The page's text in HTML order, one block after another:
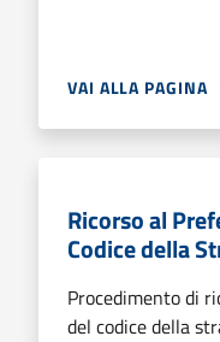
VAI ALLA PAGINA
Ricorso al
Codice della
Procedimento di
del codice della